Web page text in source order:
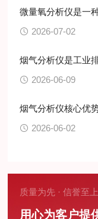
微量氧分析仪是一
2026-07-02
烟气分析仪是工业
2026-06-09
烟气分析仪核心优
2026-06-02
质量为先 · 信誉至上
用心为客户提